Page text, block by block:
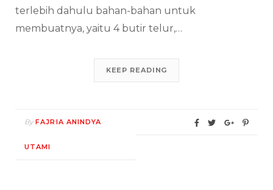
terlebih dahulu bahan-bahan untuk
membuatnya, yaitu 4 butir telur,…
KEEP READING
By FAJRIA ANINDYA
UTAMI